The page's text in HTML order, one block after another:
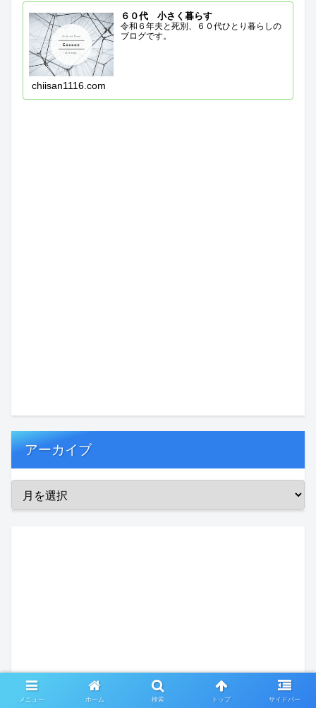
６０代 小さく暮らす
令和６年夫と死別、６０代ひとり暮らしの
ブログです。
chiisan1116.com
アーカイブ
メニュー ホーム 検索 トップ サイドバー